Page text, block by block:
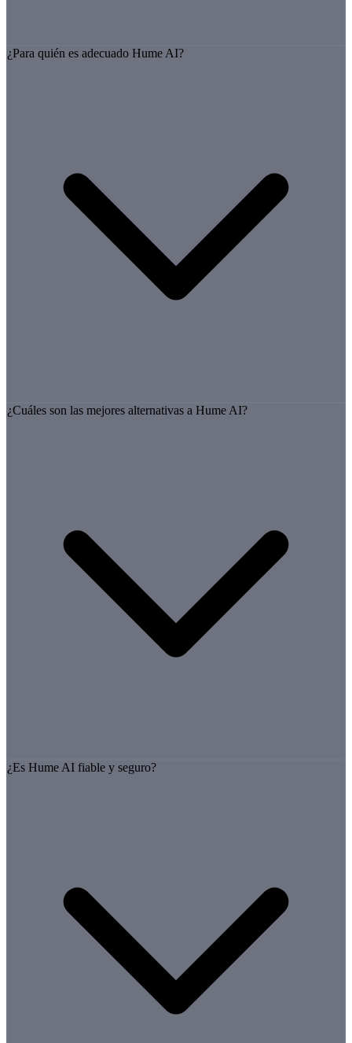
¿Para quién es adecuado Hume AI?
¿Cuáles son las mejores alternativas a Hume AI?
¿Es Hume AI fiable y seguro?